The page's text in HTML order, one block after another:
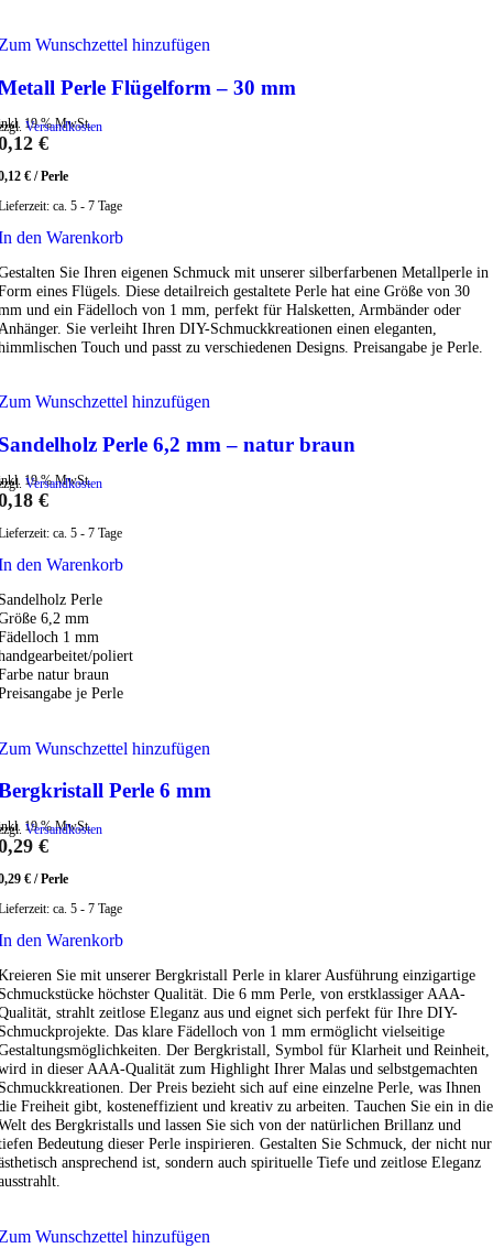
Wunschzettel hinzufügen
Perle Flügelform – 30 mm
19 % MwSt.
Versandkosten
€
€ /Perle
ca. 5 - 7 Tage
den Warenkorb
Sie Ihren eigenen Schmuck mit unserer silberfarbenen Metallperle in
eines Flügels. Diese detailreich gestaltete Perle hat eine Größe von 30
und ein Fädelloch von 1 mm, perfekt für Halsketten, Armbänder oder
Sie verleiht Ihren DIY-Schmuckkreationen einen eleganten,
Touch und passt zu verschiedenen Designs. Preisangabe je Perle.
Wunschzettel hinzufügen
Perle 6,2 mm – natur braun
19 % MwSt.
Versandkosten
€
ca. 5 - 7 Tage
den Warenkorb
Perle
6,2 mm
1 mm
poliert
natur braun
je Perle
Wunschzettel hinzufügen
Perle 6 mm
19 % MwSt.
Versandkosten
€
€ /Perle
ca. 5 - 7 Tage
den Warenkorb
Sie mit unserer Bergkristall Perle in klarer Ausführung einzigartige
höchster Qualität. Die 6 mm Perle, von erstklassiger AAA-
strahlt zeitlose Eleganz aus und eignet sich perfekt für Ihre DIY-
Das klare Fädelloch von 1 mm ermöglicht vielseitige
Der Bergkristall, Symbol für Klarheit und Reinheit,
in dieser AAA-Qualität zum Highlight Ihrer Malas und selbstgemachten
Der Preis bezieht sich auf eine einzelne Perle, was Ihnen
Freiheit gibt, kosteneffizient und kreativ zu arbeiten. Tauchen Sie ein in die
des Bergkristalls und lassen Sie sich von der natürlichen Brillanz und
Bedeutung dieser Perle inspirieren. Gestalten Sie Schmuck, der nicht nur
ansprechend ist, sondern auch spirituelle Tiefe und zeitlose Eleganz
Wunschzettel hinzufügen